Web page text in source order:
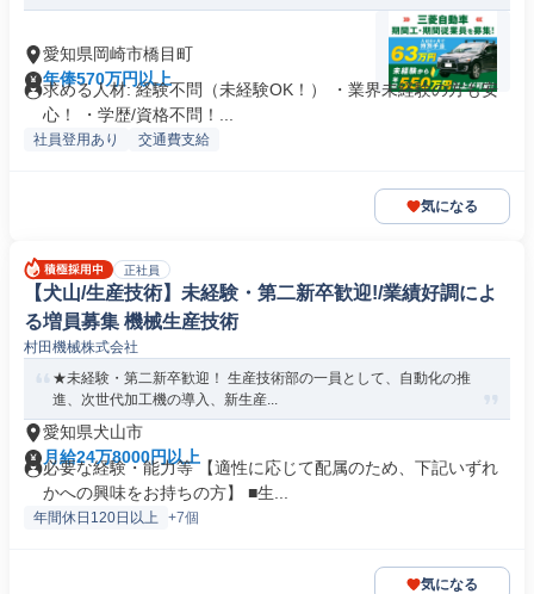
愛知県岡崎市橋目町
年俸570万円以上
求める人材: 経験不問（未経験OK！） ・業界未経験の方も安
心！ ・学歴/資格不問！...
社員登用あり 交通費支給
気になる
正社員
【犬山/生産技術】未経験・第二新卒歓迎!/業績好調によ
る増員募集 機械生産技術
村田機械株式会社
★未経験・第二新卒歓迎！ 生産技術部の一員として、自動化の推
進、次世代加工機の導入、新生産...
愛知県犬山市
月給24万8000円以上
必要な経験・能力等 【適性に応じて配属のため、下記いずれ
かへの興味をお持ちの方】 ■生...
年間休日120日以上 +7個
気になる